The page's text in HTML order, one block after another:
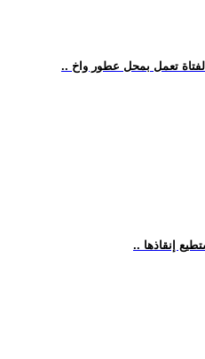
تعمل بمحل عطور واخ
إنقاذها